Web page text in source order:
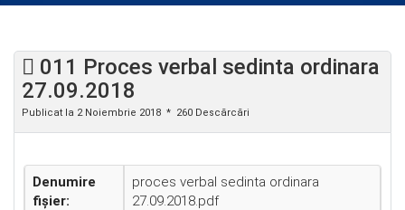
011 Proces verbal sedinta ordinara
27.09.2018
Publicat la 2 Noiembrie 2018 260 Descărcări
Denumire
fișier:
proces verbal sedinta ordinara
27.09.2018.pdf